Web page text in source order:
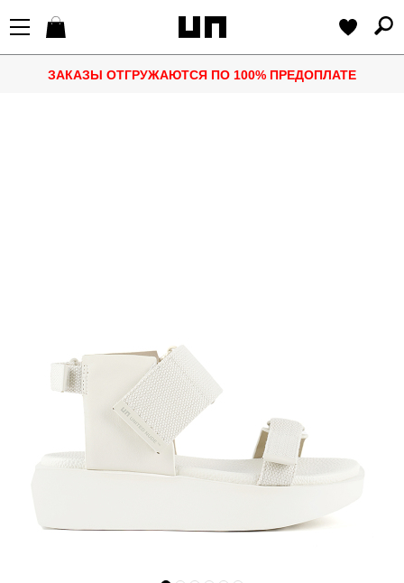
ЗАКАЗЫ ОТГРУЖАЮТСЯ ПО 100% ПРЕДОПЛАТЕ